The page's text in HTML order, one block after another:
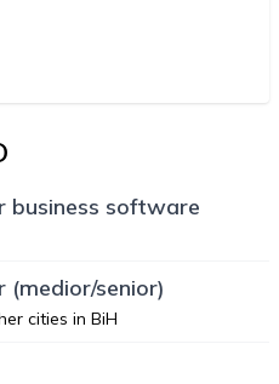
business software
(medior/senior)
cities in BiH